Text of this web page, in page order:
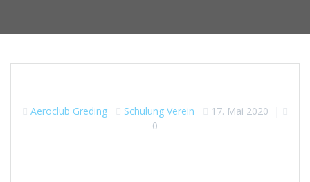
Aeroclub Greding Schulung Verein 17. Mai 2020 |
0